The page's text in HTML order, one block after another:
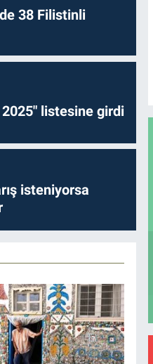
38 Filistinli
listesine girdi
isteniyorsa